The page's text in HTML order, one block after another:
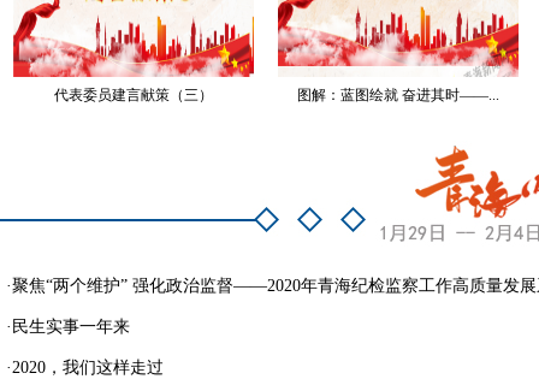
代表委员建言献策（三） 图解：蓝图绘就 奋进其时——...
·聚焦“两个维护” 强化政治监督——2020年青海纪检监察工作高质量发
· 民生实事一年来
·2020，我们这样走过